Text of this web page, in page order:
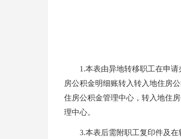
1.本表由异地转移职工在申
房公积金明细账转入转入地住房
住房公积金管理中心，转入地住
理中心。
3.本表后需附职工复印件及